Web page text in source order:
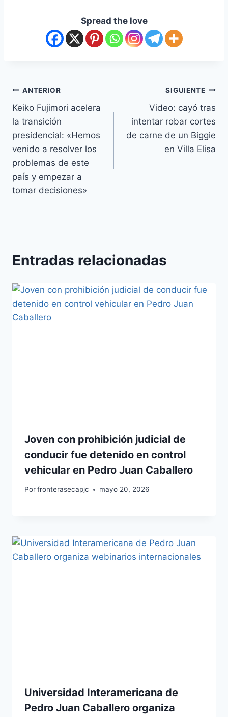
Spread the love
ANTERIOR
Keiko Fujimori acelera
la transición
presidencial: «Hemos
venido a resolver los
problemas de este
país y empezar a
tomar decisiones»
SIGUIENTE
Video: cayó tras
intentar robar cortes
de carne de un Biggie
en Villa Elisa
Entradas relacionadas
Joven con prohibición judicial de
conducir fue detenido en control
vehicular en Pedro Juan Caballero
Porfronterasecapjc mayo 20, 2026
Universidad Interamericana de
Pedro Juan Caballero organiza